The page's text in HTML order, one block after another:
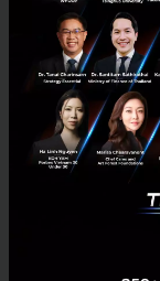
จรวด Space X ข
Facebook เพื่อให้
ได้พังเสียหายไปด้วย
เป็นข่าวน่าตกใจเมื่อ
เกิดระเบิดช่วงปล่อย
Zuckerburg ถึงกับเห